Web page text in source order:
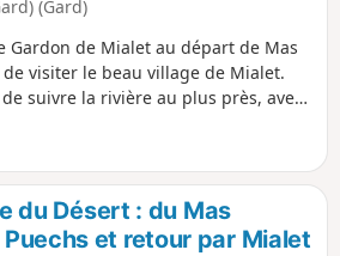
(Gard)
Gardon de Mialet au départ de Mas
visiter le beau village de Mialet.
suivre la rivière au plus près, avec
le beau hameau des
d'itinéraire dans les avis et
du Désert : du Mas
et retour par Mialet